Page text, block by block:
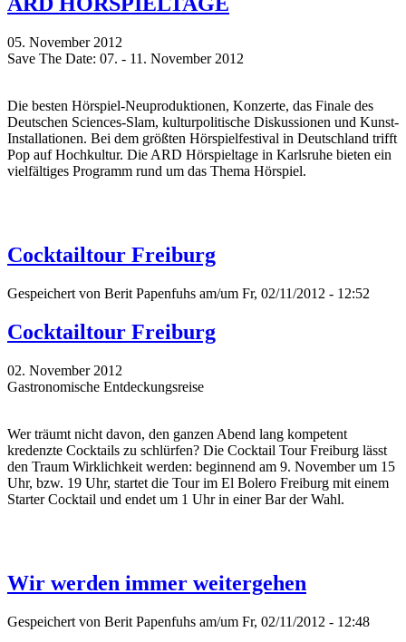
05. November 2012
Save The Date: 07. - 11. November 2012
Die besten Hörspiel-Neuproduktionen, Konzerte, das Finale des
Deutschen Sciences-Slam, kulturpolitische Diskussionen und Kunst-
Installationen. Bei dem größten Hörspielfestival in Deutschland trifft
Pop auf Hochkultur. Die ARD Hörspieltage in Karlsruhe bieten ein
vielfältiges Programm rund um das Thema Hörspiel.
Cocktailtour Freiburg
Gespeichert von Berit Papenfuhs am/um Fr, 02/11/2012 - 12:52
Cocktailtour Freiburg
02. November 2012
Gastronomische Entdeckungsreise
Wer träumt nicht davon, den ganzen Abend lang kompetent
kredenzte Cocktails zu schlürfen? Die Cocktail Tour Freiburg lässt
den Traum Wirklichkeit werden: beginnend am 9. November um 15
Uhr, bzw. 19 Uhr, startet die Tour im El Bolero Freiburg mit einem
Starter Cocktail und endet um 1 Uhr in einer Bar der Wahl.
Wir werden immer weitergehen
Gespeichert von Berit Papenfuhs am/um Fr, 02/11/2012 - 12:48